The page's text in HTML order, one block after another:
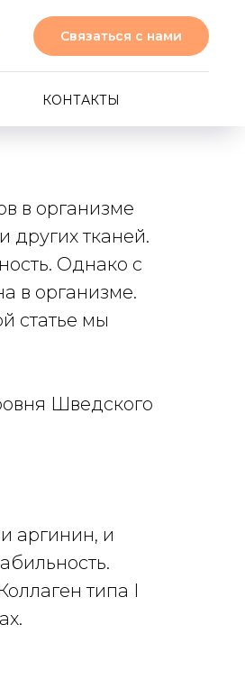
Cвязаться с нами
КОНТАКТЫ
нее
в организме
других тканей.
Однако с
в организме.
статье мы
Шведского
аргинин, и
типа I